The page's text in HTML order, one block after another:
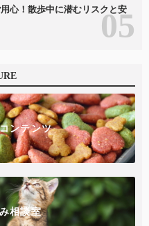
心！散歩中に潜むリスクと安
ンテンツ
相談室